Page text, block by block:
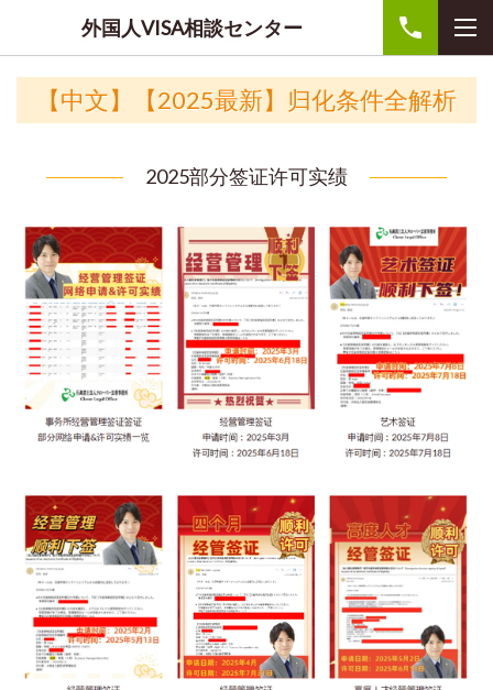
外国人VISA相談センター
【中文】 【2025最新】归化条件全解析
2025部分签证许可实绩